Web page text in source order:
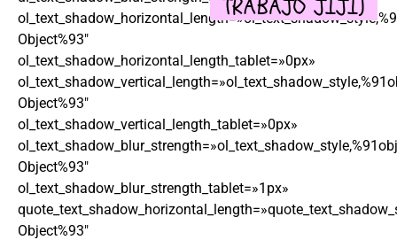
Object%93″
ol_text_shadow_horizontal_length_tablet=»0px»
Object%93″
ol_text_shadow_vertical_length_tablet=»0px»
Object%93″
ol_text_shadow_blur_strength_tablet=»1px»
Object%93″